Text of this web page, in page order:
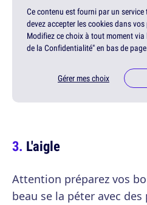
Ce contenu est fourni par un
devez accepter les cookies dans
Modifiez ce choix à tout moment via
de la Confidentialité" en bas de
Gérer mes choix
L'aigle
Attention préparez vos
beau se la péter avec